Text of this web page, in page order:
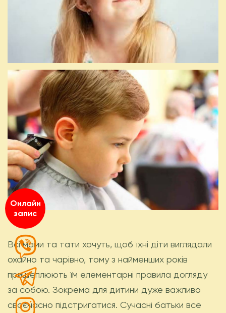
Всі мами та тати хочуть, щоб їхні діти виглядали
охайно та чарівно, тому з найменших років
прищеплюють їм елементарні правила догляду
за собою. Зокрема для дитини дуже важливо
своєчасно підстригатися. Сучасні батьки все
Онлайн
запис